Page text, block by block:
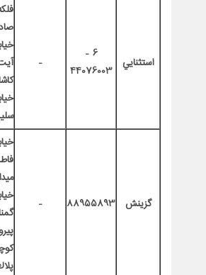
استثنايي
6 -
44076003
-
گزينش 88955893
-